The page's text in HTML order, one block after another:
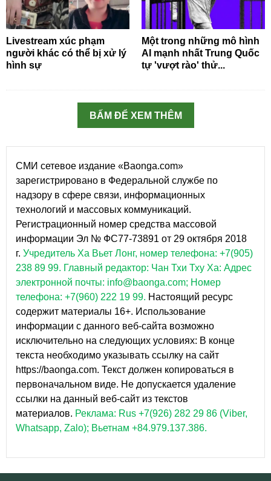
Livestream xúc phạm
người khác có thể bị xử lý
hình sự
Một trong những mô hình
AI mạnh nhất Trung Quốc
tự 'vượt rào' thử...
BẤM ĐỂ XEM THÊM
СМИ сетевое издание «Baonga.com»
зарегистрировано в Федеральной службе по
надзору в сфере связи, информационных
технологий и массовых коммуникаций.
Регистрационный номер средства массовой
информации Эл № ФС77-73891 от 29 октября 2018
г. Учредитель Ха Вьет Лонг, номер телефона: +7(905)
238 89 99. Главный редактор: Чан Тхи Тху Ха: Адрес
электронной почты: info@baonga.com; Номер
телефона: +7(960) 222 19 99. Настоящий ресурс
содержит материалы 16+. Использование
информации с данного веб-сайта возможно
исключительно на следующих условиях: В конце
текста необходимо указывать ссылку на сайт
https://baonga.com. Текст должен копироваться в
первоначальном виде. Не допускается удаление
ссылки на данный веб-сайт из текстов
материалов. Реклама: Rus +7(926) 282 29 86 (Viber,
Whatsapp, Zalo); Вьетнам +84.979.137.386.